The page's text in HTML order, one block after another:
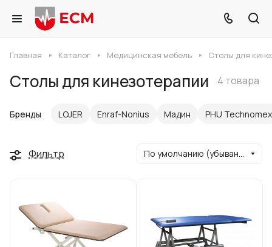
Главная Каталог Медицинская мебель Столы для
Столы для кинезотерапии 4 товара
Бренды LOJER Enraf-Nonius Мадин PHU Technomex
Фильтр По умолчанию (убывание)